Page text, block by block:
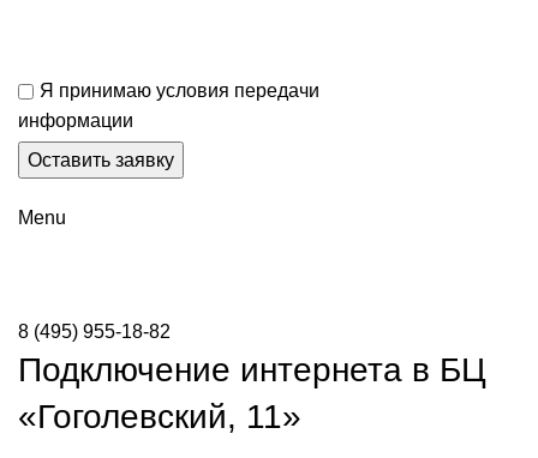
Я принимаю условия передачи
информации
Menu
8 (495) 955-18-82
Подключение интернета в БЦ
«Гоголевский, 11»